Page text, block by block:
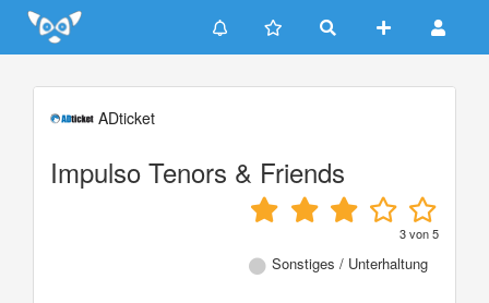
Update cookies preferences
ADticket
Impulso Tenors & Friends
3von5
Sonstiges / Unterhaltung